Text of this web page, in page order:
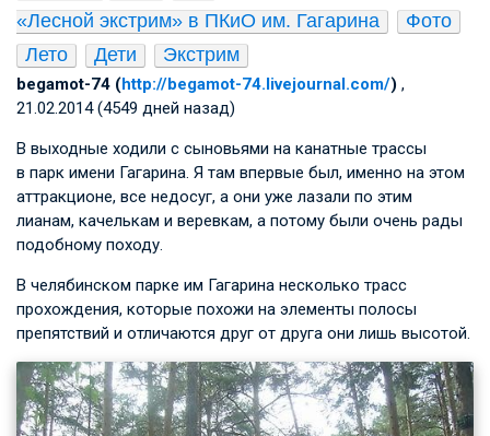
«Лесной экстрим» в ПКиО им. Гагарина
Фото
Лето
Дети Экстрим
begamot-74 (http://begamot-74.livejournal.com/) ,
21.02.2014 (4549 дней назад)
В выходные ходили с сыновьями на канатные трассы
в парк имени Гагарина. Я там впервые был, именно на этом
аттракционе, все недосуг, а они уже лазали по этим
лианам, качелькам и веревкам, а потому были очень рады
подобному походу.
В челябинском парке им Гагарина несколько трасс
прохождения, которые похожи на элементы полосы
препятствий и отличаются друг от друга они лишь высотой.